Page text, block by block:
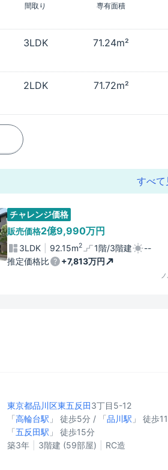
間取り
専有面積
3LDK
71.24m²
2LDK
71.72m²
すべて
チャレンジ価格
販売価格2億9,990万円
3LDK 92.15m2 1階/3階建
--
推定価格比
+7,813万円
東京都品川区東五反田3丁目5-12
「高輪台駅 」 徒歩5分 / 「品川駅 」 徒歩
「五反田駅 」 徒歩15分
築3年
3階建 (59部屋) RC造